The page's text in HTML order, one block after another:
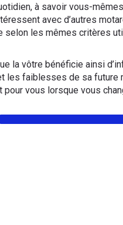
à savoir vous-
avec d’autres
selon les mêmes critères
la vôtre bénéficie ainsi
les faiblesses de sa future
vous lorsque vous